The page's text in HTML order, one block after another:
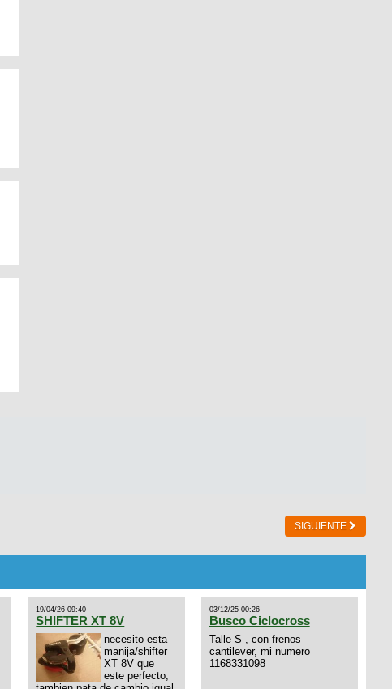
SIGUIENTE
19/04/26 09:40
SHIFTER XT 8V
necesito esta
manija/shifter
XT 8V que
este perfecto,
03/12/25 00:26
Busco Ciclocross
Talle S , con frenos
cantilever, mi numero
1168331098